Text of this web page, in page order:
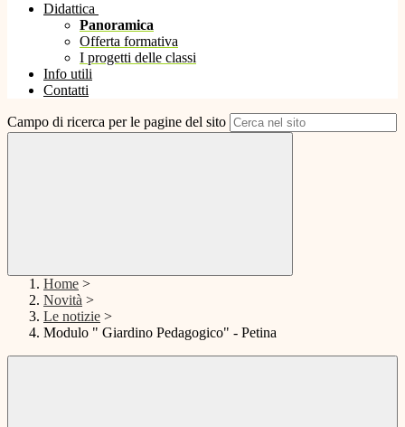
Didattica
Panoramica
Offerta formativa
I progetti delle classi
Info utili
Contatti
Campo di ricerca per le pagine del sito
Home >
Novità >
Le notizie >
Modulo " Giardino Pedagogico" - Petina